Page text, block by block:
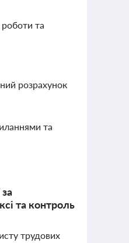
та
розрахунок
та
та контроль
трудових